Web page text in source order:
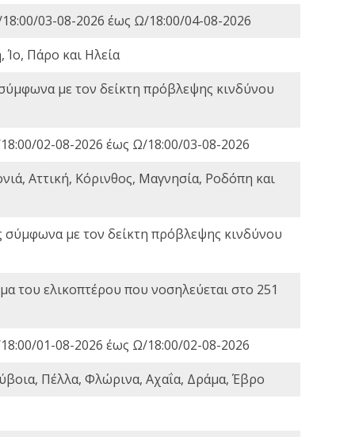
03-08-2026 έως Ω/18:00/04-08-2026
Ίο, Πάρο και Ηλεία
με τον δείκτη πρόβλεψης κινδύνου
02-08-2026 έως Ω/18:00/03-08-2026
Αττική, Κόρινθος, Μαγνησία, Ροδόπη και
με τον δείκτη πρόβλεψης κινδύνου
ελικοπτέρου που νοσηλεύεται στο 251
01-08-2026 έως Ω/18:00/02-08-2026
Πέλλα, Φλώρινα, Αχαΐα, Δράμα, Έβρο